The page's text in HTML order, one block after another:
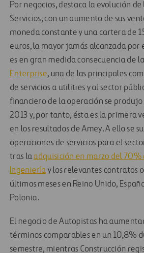
Por negocios, destaca la evolución
Servicios, con un aumento de sus
moneda constante y una cartera de
euros, la mayor jamás alcanzada por
es en gran medida consecuencia de
Enterprise, una de las principales
de servicios a utilities y al sector
financiero de la operación se
2013 y, por tanto, ésta es la primera
en los resultados de Amey. A ello se
operaciones de servicios para el
tras laadquisición en marzo del 70%
Ingeniería y los relevantes contratos
últimos meses en Reino Unido,
Polonia.
El negocio de Autopistas ha
términos comparables en un 10,8%
semestre, mientras Construcción